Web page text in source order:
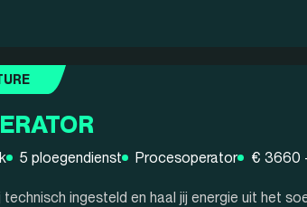
5 ploegendienst Procesoperator € 3660
technisch ingesteld en haal jij energie uit het